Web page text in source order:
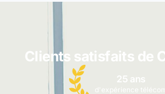
Clients satisfaits de
25 ans
d'expérience télécom